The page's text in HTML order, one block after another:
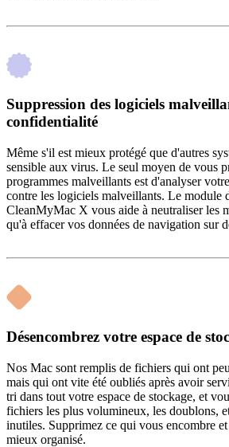
Suppression des logiciels
confidentialité
Même s'il est mieux protégé que d'autres
sensible aux virus. Le seul moyen de vous
programmes malveillants est d'analyser
contre les logiciels malveillants. Le module
CleanMyMac X vous aide à neutraliser les
qu'à effacer vos données de navigation sur
Désencombrez votre espace de
Nos Mac sont remplis de fichiers qui ont
mais qui ont vite été oubliés après avoir
tri dans tout votre espace de stockage, et
fichiers les plus volumineux, les doublons,
inutiles. Supprimez ce qui vous encombre
mieux organisé.